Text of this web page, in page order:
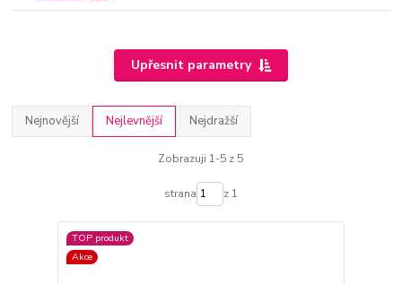
Upřesnit parametry
Nejnovější Nejlevnější Nejdražší
Zobrazuji 1-5 z 5
strana z 1
TOP produkt
Akce